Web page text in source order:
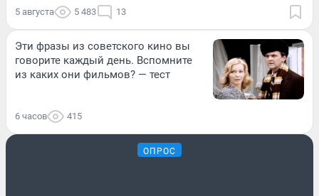
5 августа 5 483 13
Эти фразы из советского кино вы
говорите каждый день. Вспомните
из каких они фильмов? — тест
6 часов 415
ОПРОС